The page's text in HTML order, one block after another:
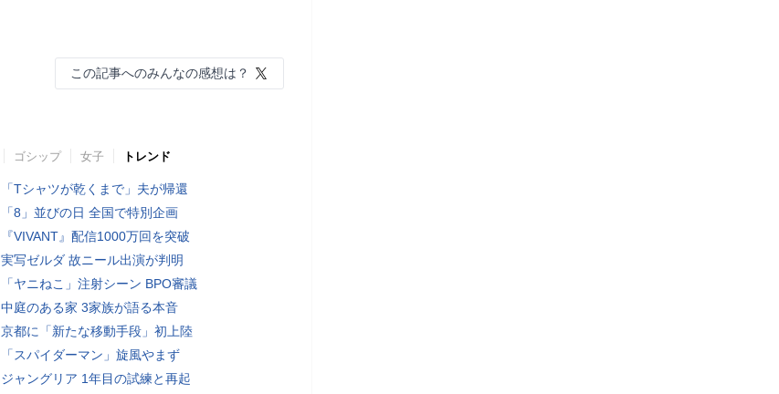
この記事へのみんなの感想は？
ゴシップ 女子 トレンド
「Tシャツが乾くまで」夫が帰還
「8」並びの日 全国で特別企画
『VIVANT』配信1000万回を突破
実写ゼルダ 故ニール出演が判明
「ヤニねこ」注射シーン BPO審議
中庭のある家 3家族が語る本音
京都に「新たな移動手段」初上陸
「スパイダーマン」旋風やまず
ジャングリア 1年目の試練と再起